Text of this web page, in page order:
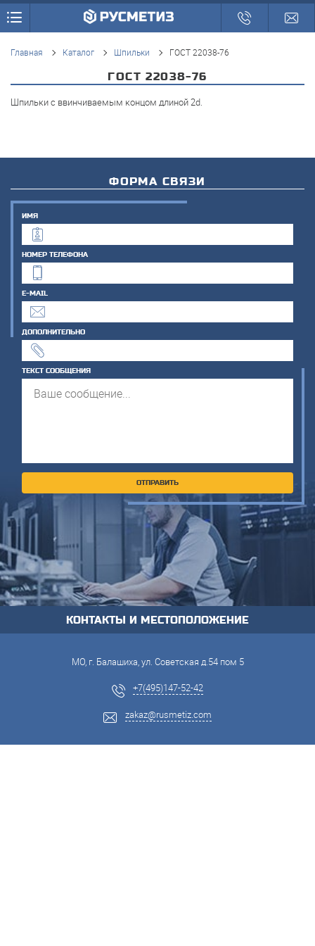
Главная Каталог Шпильки ГОСТ 22038-76
ГОСТ 22038-76
Шпильки с ввинчиваемым концом длиной 2d.
ФОРМА СВЯЗИ
ИМЯ
НОМЕР ТЕЛЕФОНА
E-MAIL
ДОПОЛНИТЕЛЬНО
ТЕКСТ СООБЩЕНИЯ
КОНТАКТЫ И МЕСТОПОЛОЖЕНИЕ
МО, г. Балашиха, ул. Советская д.54 пом 5
+7(495)147-52-42
zakaz@rusmetiz.com